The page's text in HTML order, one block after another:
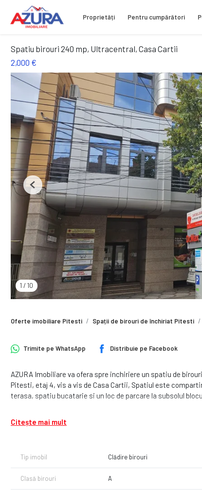
Proprietăți Pentru cumpărători
Spatiu birouri 240 mp, Ultracentral, Casa Cartii
2,000 €
1 / 10
Previous
Oferte imobiliare Pitesti Spații de birouri de închiriat Pitesti
Trimite pe WhatsApp Distribuie pe Facebook
AZURA Imobiliare va ofera spre inchiriere un spatiu de
Pitesti, etaj 4, vis a vis de Casa Cartii, Spatiul este
terasa, spatiu bucatarie si un loc de parcare la subsolul
Citește mai mult
Tip imobil Clădire birouri
Clasă birouri A